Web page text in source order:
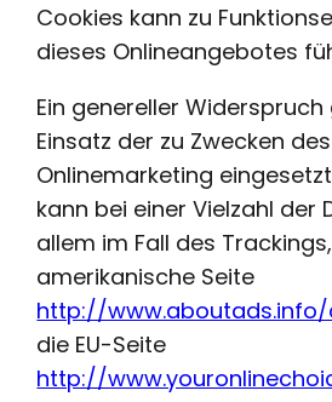
Cookies kann zu
dieses Onlineangebotes
Ein genereller
Einsatz der zu Zwecken des
Onlinemarketing
kann bei einer Vielzahl der
allem im Fall des
amerikanische Seite
http://
die EU-Seite
http://